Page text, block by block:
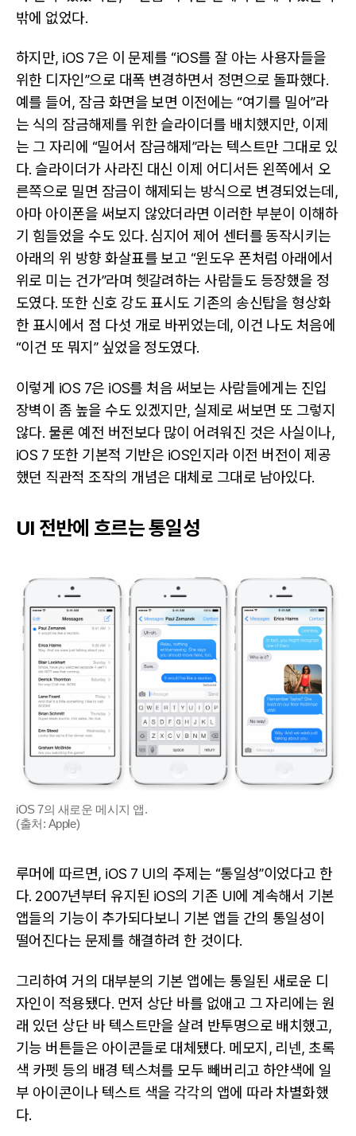
밖에 없었다.
하지만, iOS 7은 이 문제를 “iOS를 잘 아는 사용자들을
위한 디자인”으로 대폭 변경하면서 정면으로 돌파했다.
예를 들어, 잠금 화면을 보면 이전에는 “여기를 밀어”라
는 식의 잠금해제를 위한 슬라이더를 배치했지만, 이제
는 그 자리에 “밀어서 잠금해제”라는 텍스트만 그대로 있
다. 슬라이더가 사라진 대신 이제 어디서든 왼쪽에서 오
른쪽으로 밀면 잠금이 해제되는 방식으로 변경되었는데,
아마 아이폰을 써보지 않았더라면 이러한 부분이 이해하
기 힘들었을 수도 있다. 심지어 제어 센터를 동작시키는
아래의 위 방향 화살표를 보고 “윈도우 폰처럼 아래에서
위로 미는 건가”라며 헷갈려하는 사람들도 등장했을 정
도였다. 또한 신호 강도 표시도 기존의 송신탑을 형상화
한 표시에서 점 다섯 개로 바뀌었는데, 이건 나도 처음에
“이건 또 뭐지” 싶었을 정도였다.
이렇게 iOS 7은 iOS를 처음 써보는 사람들에게는 진입
장벽이 좀 높을 수도 있겠지만, 실제로 써보면 또 그렇지
않다. 물론 예전 버전보다 많이 어려워진 것은 사실이나,
iOS 7 또한 기본적 기반은 iOS인지라 이전 버전이 제공
했던 직관적 조작의 개념은 대체로 그대로 남아있다.
UI 전반에 흐르는 통일성
iOS 7의 새로운 메시지 앱.
(출처: Apple)
루머에 따르면, iOS 7 UI의 주제는 “통일성”이었다고 한
다. 2007년부터 유지된 iOS의 기존 UI에 계속해서 기본
앱들의 기능이 추가되다보니 기본 앱들 간의 통일성이
떨어진다는 문제를 해결하려 한 것이다.
그리하여 거의 대부분의 기본 앱에는 통일된 새로운 디
자인이 적용됐다. 먼저 상단 바를 없애고 그 자리에는 원
래 있던 상단 바 텍스트만을 살려 반투명으로 배치했고,
기능 버튼들은 아이콘들로 대체됐다. 메모지, 리넨, 초록
색 카펫 등의 배경 텍스쳐를 모두 빼버리고 하얀색에 일
부 아이콘이나 텍스트 색을 각각의 앱에 따라 차별화했
다.